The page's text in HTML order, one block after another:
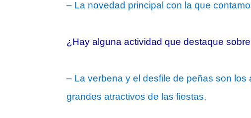
– La novedad principal con la que
¿Hay alguna actividad que destaque
– La verbena y el desfile de peñas son
grandes atractivos de las fiestas.